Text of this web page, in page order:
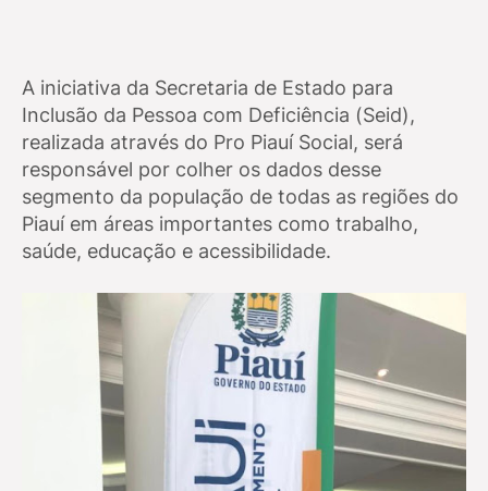
A iniciativa da Secretaria de Estado para
Inclusão da Pessoa com Deficiência (Seid),
realizada através do Pro Piauí Social, será
responsável por colher os dados desse
segmento da população de todas as regiões do
Piauí em áreas importantes como trabalho,
saúde, educação e acessibilidade.